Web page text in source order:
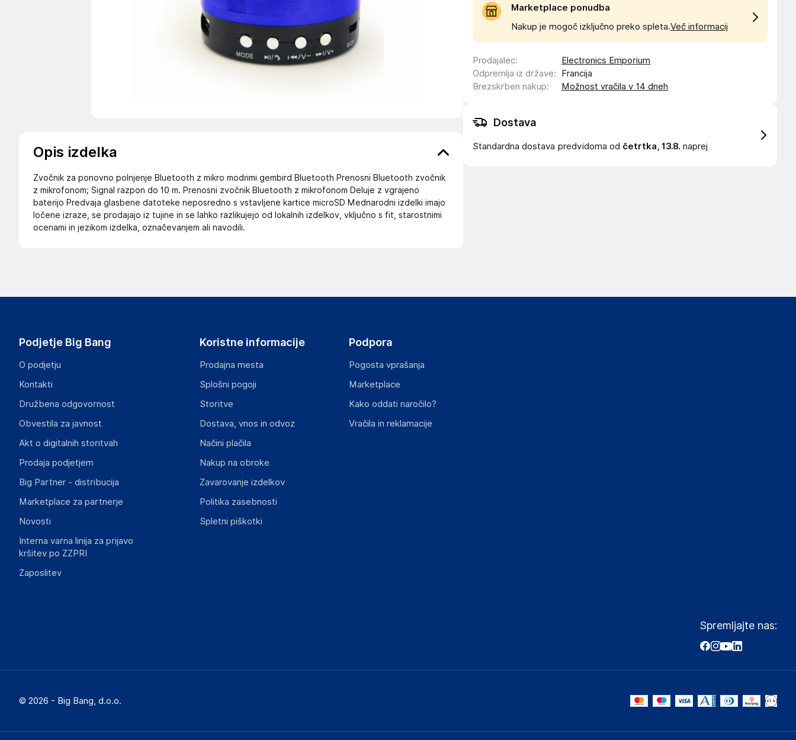
Opis izdelka
Zvočnik za ponovno polnjenje Bluetooth z mikro modrimi gembird Bluetooth Prenosni Bluetooth zvočnik
z mikrofonom; Signal razpon do 10 m. Prenosni zvočnik Bluetooth z mikrofonom Deluje z vgrajeno
baterijo Predvaja glasbene datoteke neposredno s vstavljene kartice microSD Mednarodni izdelki imajo
ločene izraze, se prodajajo iz tujine in se lahko razlikujejo od lokalnih izdelkov, vključno s fit, starostnimi
ocenami in jezikom izdelka, označevanjem ali navodili.
Marketplace ponudba
Nakup je mogoč izključno preko spleta.Več informacij
Prodajalec:
Electronics Emporium
Odpremlja iz države:
Francija
Brezskrben nakup: Možnost vračila v 14 dneh
Dostava
Standardna dostava predvidoma od četrtka, 13.8. naprej
Podjetje Big Bang
O podjetju
Kontakti
Družbena odgovornost
Obvestila za javnost
Akt o digitalnih storitvah
Prodaja podjetjem
Big Partner - distribucija
Marketplace za partnerje
Novosti
Interna varna linija za prijavo
kršitev po ZZPRI
Zaposlitev
Koristne informacije
Prodajna mesta
Splošni pogoji
Storitve
Dostava, vnos in odvoz
Načini plačila
Nakup na obroke
Zavarovanje izdelkov
Politika zasebnosti
Spletni piškotki
Podpora
Pogosta vprašanja
Marketplace
Kako oddati naročilo?
Vračila in reklamacije
Spremljajte nas:
© 2026 - Big Bang, d.o.o.